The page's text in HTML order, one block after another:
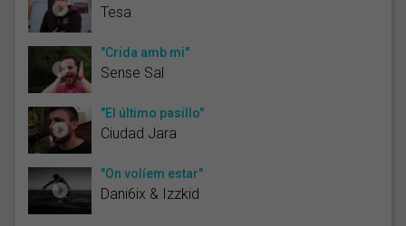
Tesa
"Crida amb mi"
Sense Sal
"El último pasillo"
Ciudad Jara
"On volíem estar"
Dani6ix & Izzkid